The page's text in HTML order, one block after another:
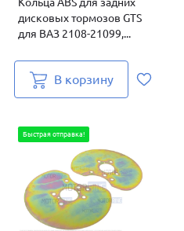
дисковых тормозов GTS
для ВАЗ 2108-21099,...
В корзину
Быстрая отправка!